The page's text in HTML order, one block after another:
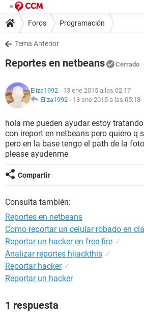
Foros Programación
Tema Anterior
Reportes en netbeans Cerrado
Eliza1992 - 13 ene 2015 a las 02:17
Eliza1992 - 13 ene 2015 a las 05:18
hola me pueden ayudar estoy
con ireport en netbeans pero quiero q
pero en la base tengo el path de la
please ayudenme
Compartir
Consulta también:
Reportes en netbeans
Como reportar un celular robado en
Reportar un hacker en free fire ✓
Analizar reportes hijackthis ✓
Reportar hacker ✓
Reportar un hacker
1 respuesta